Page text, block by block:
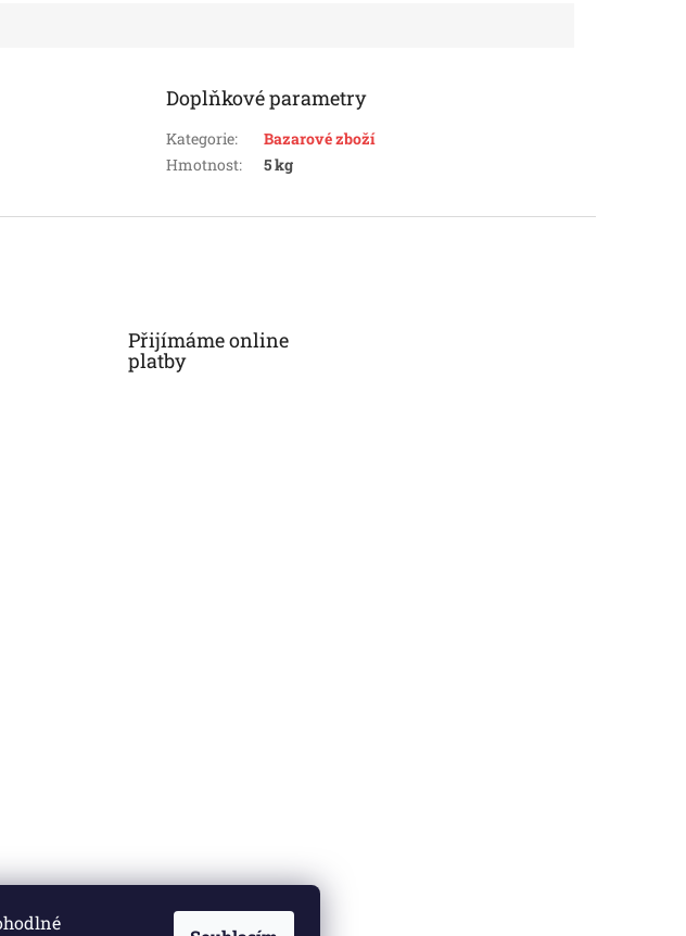
Doplňkové parametry
Kategorie:
Bazarové zboží
Hmotnost: 5 kg
Přijímáme online
platby